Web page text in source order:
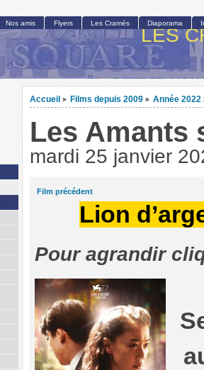
LES
Accueil > Films depuis 2009 > Année 2022
Les Amants
mardi 25 janvier
Film précédent
Lion
Pour agrandir
Nos amis Flyers Les Cramés Diaporama